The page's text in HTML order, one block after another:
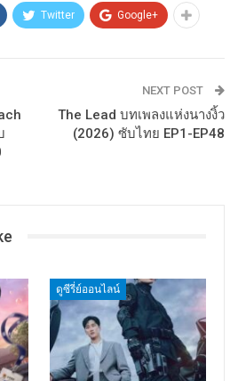
Twitter Google+
NEXT POST
The Lead บทเพลงแห่งนางงิ้ว
(2026) ซับไทย EP1-EP48
ดูซีรี่ย์ออนไลน์